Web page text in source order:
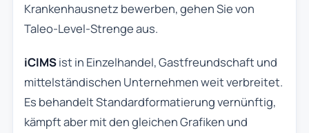
Krankenhausnetz bewerben, gehen Sie von
Taleo-Level-Strenge aus.
iCIMSist in Einzelhandel, Gastfreundschaft und
mittelständischen Unternehmen weit verbreitet.
Es behandelt Standardformatierung vernünftig,
kämpft aber mit den gleichen Grafiken und